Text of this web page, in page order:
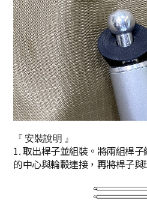
『 安裝說明 』
1. 取出桿子並組裝。將兩組桿
的中心與輪轂連接，再將桿子與